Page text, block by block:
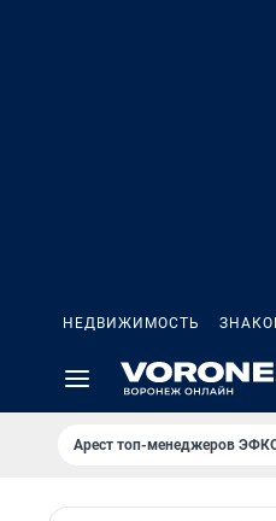
НЕДВИЖИМОСТЬ
Арест топ-менеджеров